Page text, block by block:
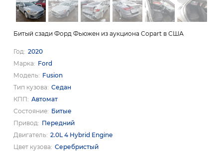
Битый сзади Форд Фьюжен из аукциона Copart в США
Год 2020
Марка
Ford
Модель Fusion
Тип кузова Седан
КПП Автомат
Состояние Битые
Привод
Передний
Двигатель 2.0L 4 Hybrid Engine
Цвет кузова Серебристый